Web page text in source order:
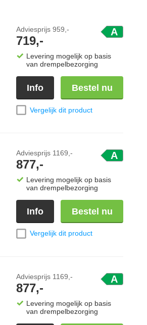
A
Adviesprijs 959,-
719,-
Levering mogelijk op basis
van drempelbezorging
Info Bestel nu
Vergelijk dit product
A
Adviesprijs 1169,-
877,-
Levering mogelijk op basis
van drempelbezorging
Info Bestel nu
Vergelijk dit product
A
Adviesprijs 1169,-
877,-
Levering mogelijk op basis
van drempelbezorging